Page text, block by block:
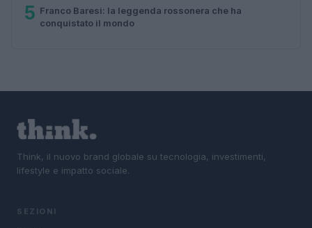
5 Franco Baresi: la leggenda rossonera che ha
conquistato il mondo
Think, il nuovo brand globale su tecnologia, investimenti,
lifestyle e impatto sociale.
SEZIONI